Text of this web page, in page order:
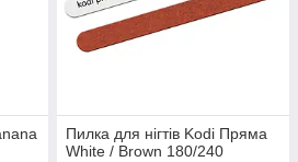
Пилка для нігтів Kodi Пряма
White / Brown 180/240